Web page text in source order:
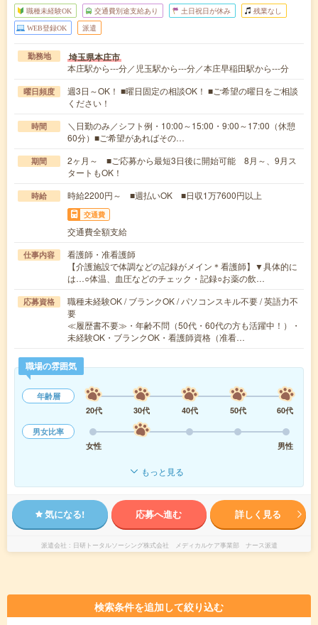
職種未経験OK 交通費別途支給あり 土日祝日が休み 残業なし
WEB登録OK 派遣
勤務地 埼玉県本庄市
本庄駅から---分／児玉駅から---分／本庄早稲田駅から---分
曜日頻度
週3日～OK！ ■曜日固定の相談OK！ ■ご希望の曜日をご相談
ください！
時間
＼日勤のみ／シフト例・10:00～15:00・9:00～17:00（休憩
60分）■ご希望があればその…
期間
2ヶ月～ ■ご応募から最短3日後に開始可能 8月～、9月ス
タートもOK！
時給 時給2200円～ ■週払いOK ■日収1万7600円以上
交通費
交通費全額支給
仕事内容
看護師・准看護師
【介護施設で体調などの記録がメイン＊看護師】▼具体的に
は…○体温、血圧などのチェック・記録○お薬の飲…
応募資格
職種未経験OK / ブランクOK / パソコンスキル不要 / 英語力不
要
≪履歴書不要≫・年齢不問（50代・60代の方も活躍中！）・
未経験OK・ブランクOK・看護師資格（准看…
職場の雰囲気
年齢層
20代
30代 40代 50代
60代
男女比率
女性
男性
もっと見る
気になる! 応募へ進む 詳しく見る
派遣会社 日研トータルソーシング株式会社 メディカルケア事業部 ナース派遣
検索条件を追加して絞り込む